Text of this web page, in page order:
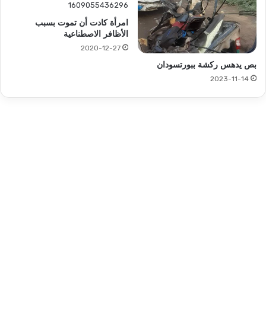
بص يدهس ركشة ببورتسودان
2023-11-14
امرأة كادت أن تموت بسبب
الأظافر الاصطناعية
2020-12-27